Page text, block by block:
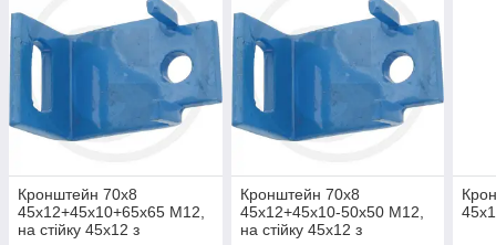
Кронштейн 70х8
45х12+45х10+65х65 М12,
на стійку 45х12 з
Кронштейн 70х8
45х12+45х10-50х50 М12,
на стійку 45х12 з